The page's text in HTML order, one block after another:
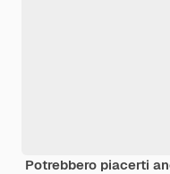
Potrebbero piacerti